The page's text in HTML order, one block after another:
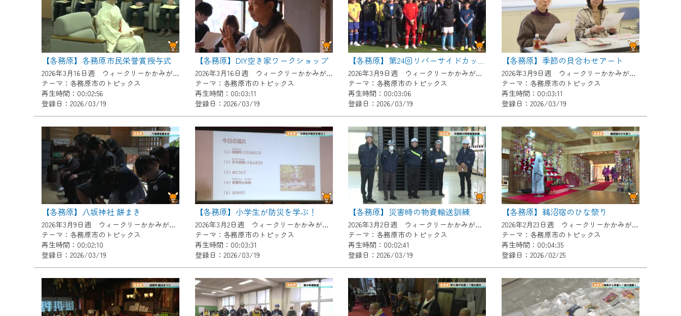
【各務原】各務原市民栄誉賞授与式
2026年3月16日週 ウィークリーかかみがはらにて放送
テーマ：各務原市のトピックス
再生時間：00:02:56
登録日：2026/03/19
【各務原】DIY空き家ワークショップ
2026年3月16日週 ウィークリーかかみがはらにて放送
テーマ：各務原市のトピックス
再生時間：00:03:11
登録日：2026/03/19
【各務原】第24回リバーサイドカップ少年サッカー大会
2026年3月9日週 ウィークリーかかみがはらにて放送
テーマ：各務原市のトピックス
再生時間：00:03:06
登録日：2026/03/19
【各務原】季節の貝合わせアート
2026年3月9日週 ウィークリーかかみがはらにて放送
テーマ：各務原市のトピックス
再生時間：00:03:11
登録日：2026/03/19
【各務原】八坂神社 餅まき
2026年3月9日週 ウィークリーかかみがはらにて放送
テーマ：各務原市のトピックス
再生時間：00:02:10
登録日：2026/03/19
【各務原】小学生が防災を学ぶ！
2026年3月2日週 ウィークリーかかみがはらにて放送
テーマ：各務原市のトピックス
再生時間：00:03:31
登録日：2026/03/19
【各務原】災害時の物資輸送訓練
2026年3月2日週 ウィークリーかかみがはらにて放送
テーマ：各務原市のトピックス
再生時間：00:02:41
登録日：2026/03/19
【各務原】鵜沼宿のひな祭り
2026年2月23日週 ウィークリーかかみがはらにて放送
テーマ：各務原市のトピックス
再生時間：00:04:35
登録日：2026/02/25
※マイページへのログインには、MyIDが必要となります。
※MyIDとは、CCNet Web TVを含むCCNetの各種サービスをご利用頂くためのIDです。
IDはお客様が使っているメールアドレスで設定できます。
（GmailやYahooなどのフリーメールアドレスでも作成可能です）
※マイページへのログイン・MyIDの新規登録は こちらから
※CCNetアプリをご利用中の方は引き続きご視聴いただけます。
＜メンテナンス情報＞
CCNetWebTVのリニューアルにともないメンテナンス作業を予定しています。
日時 9/24 9:30～16:30
作業の間は、CCNetWebTVの画面が「メンテナンス中」になり、ご利用いただけません。
ご不便をおかけいたしますが、ご了承の程よろしくお願いいたします。